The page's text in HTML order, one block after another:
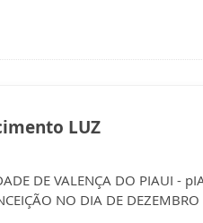
LUZ
DE VALENÇA DO PIAUI -
NO DIA DE